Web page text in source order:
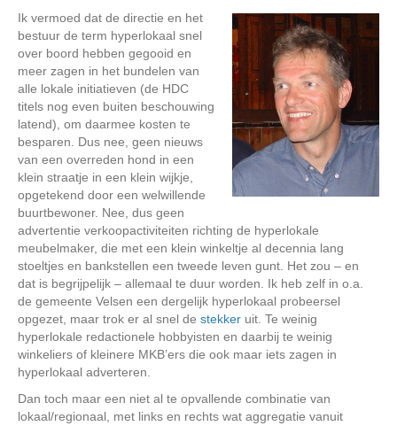
Ik vermoed dat de directie en het
bestuur de term hyperlokaal snel
over boord hebben gegooid en
meer zagen in het bundelen van
alle lokale initiatieven (de HDC
titels nog even buiten beschouwing
latend), om daarmee kosten te
besparen. Dus nee, geen nieuws
van een overreden hond in een
klein straatje in een klein wijkje,
opgetekend door een welwillende
buurtbewoner. Nee, dus geen
advertentie verkoopactiviteiten richting de hyperlokale
meubelmaker, die met een klein winkeltje al decennia lang
stoeltjes en bankstellen een tweede leven gunt. Het zou – en
dat is begrijpelijk – allemaal te duur worden. Ik heb zelf in o.a.
de gemeente Velsen een dergelijk hyperlokaal probeersel
opgezet, maar trok er al snel de stekker uit. Te weinig
hyperlokale redactionele hobbyisten en daarbij te weinig
winkeliers of kleinere MKB’ers die ook maar iets zagen in
hyperlokaal adverteren.
Dan toch maar een niet al te opvallende combinatie van
lokaal/regionaal, met links en rechts wat aggregatie vanuit